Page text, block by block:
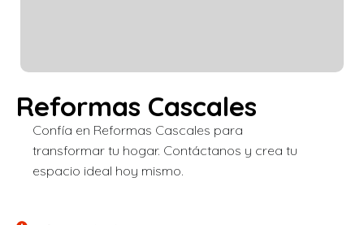
Reformas Cascales
Confía en Reformas Cascales para
transformar tu hogar. Contáctanos y crea tu
espacio ideal hoy mismo.